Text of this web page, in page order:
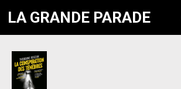
LA GRANDE PARADE